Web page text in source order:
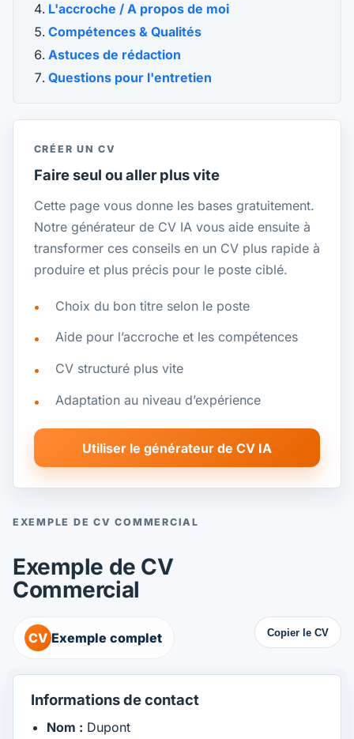
EXEMPLE DE CV COMMERCIAL
Exemple de CV
Commercial
CV Exemple complet Copier le CV
Informations de contact
Nom : Dupont
L'accroche / A propos de moi
Compétences & Qualités
Astuces de rédaction
Questions pour l'entretien
CRÉER UN CV
Faire seul ou aller plus vite
Cette page vous donne les bases gratuitement.
Notre générateur de CV IA vous aide ensuite à
transformer ces conseils en un CV plus rapide à
produire et plus précis pour le poste ciblé.
Choix du bon titre selon le poste
Aide pour l’accroche et les compétences
CV structuré plus vite
Adaptation au niveau d’expérience
Utiliser le générateur de CV IA